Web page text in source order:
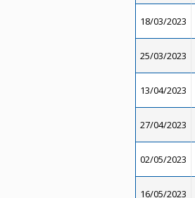
18/03/2023
25/03/2023
13/04/2023
27/04/2023
02/05/2023
16/05/2023